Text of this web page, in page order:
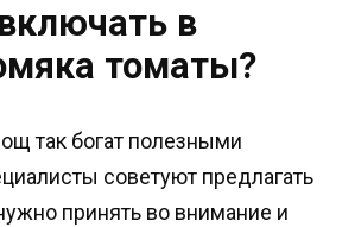
в
томаты?
так богат полезными
советуют предлагать
принять во внимание и